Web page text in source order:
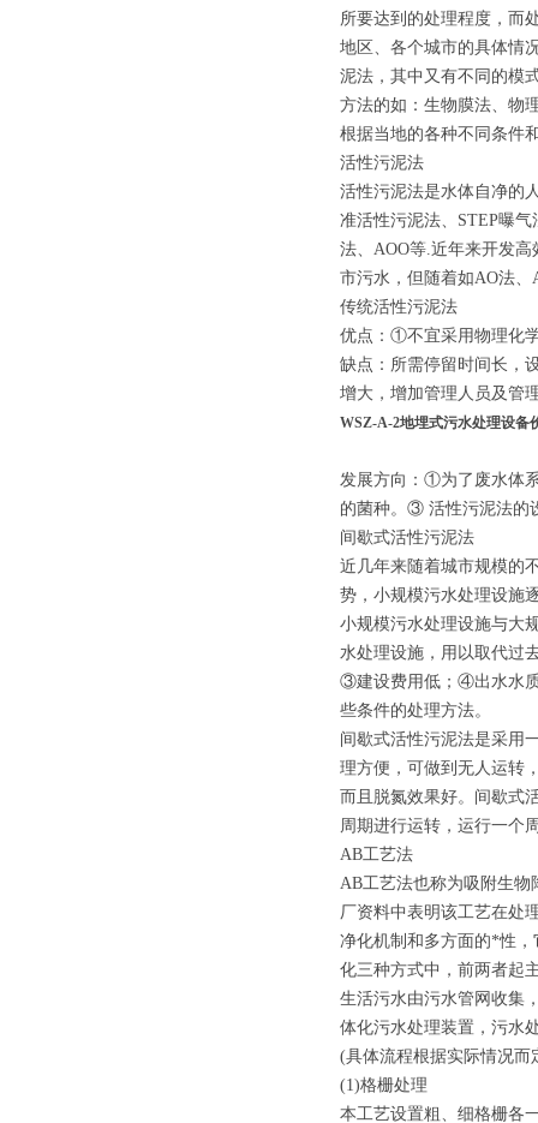
所要达到的处理程度，而
地区、各个城市的具体情
泥法，其中又有不同的模
方法的如：生物膜法、物
根据当地的各种不同条件
活性污泥法
活性污泥法是水体自净的
准活性污泥法、STEP曝
法、AOO等.近年来开发
市污水，但随着如AO法
传统活性污泥法
优点：①不宜采用物理化
缺点：所需停留时间长，
增大，增加管理人员及管
WSZ-A-2地埋式污水处理设备
发展方向：①为了废水体
的菌种。③ 活性污泥法的
间歇式活性污泥法
近几年来随着城市规模的
势，小规模污水处理设施
小规模污水处理设施与大
水处理设施，用以取代过
③建设费用低；④出水水质
些条件的处理方法。
间歇式活性污泥法是采用
理方便，可做到无人运转
而且脱氮效果好。间歇式
周期进行运转，运行一个
AB工艺法
AB工艺法也称为吸附生物
厂资料中表明该工艺在处
净化机制和多方面的*性
化三种方式中，前两者起
生活污水由污水管网收集
体化污水处理装置，污水
(具体流程根据实际情况而
(1)格栅处理
本工艺设置粗、细格栅各